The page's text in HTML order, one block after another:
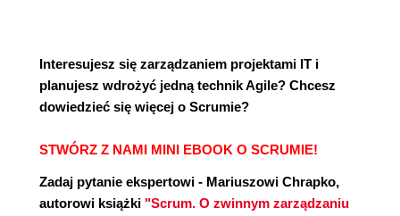
Interesujesz się zarządzaniem projektami IT i
planujesz wdrożyć jedną technik Agile? Chcesz
dowiedzieć się więcej o Scrumie?
STWÓRZ Z NAMI MINI EBOOK O SCRUMIE!
Zadaj pytanie ekspertowi - Mariuszowi Chrapko,
autorowi książki "Scrum. O zwinnym zarządzaniu